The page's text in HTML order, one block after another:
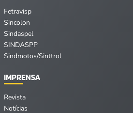
Fetravisp
Sincolon
Sindaspel
SINDASPP
Sindmotos/Sinttrol
IMPRENSA
Revista
Notícias